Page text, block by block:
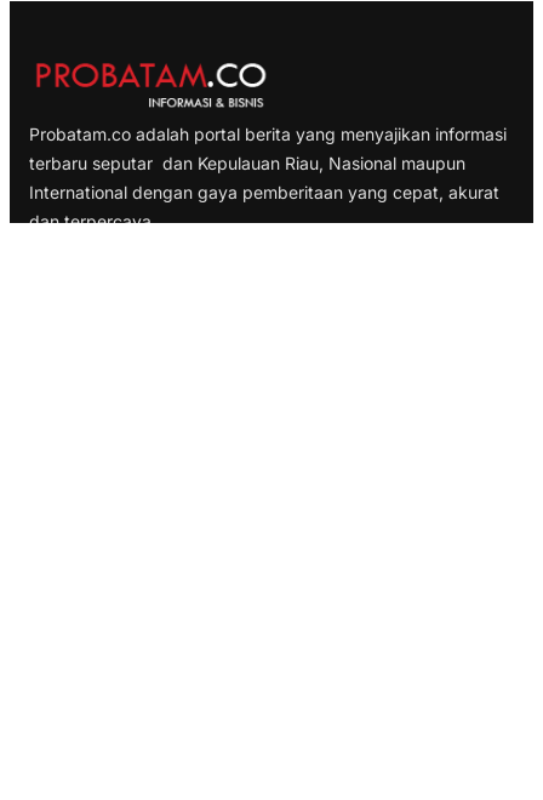
Probatam.co adalah portal berita yang menyajikan informasi
terbaru seputar dan Kepulauan Riau, Nasional maupun
International dengan gaya pemberitaan yang cepat, akurat
dan terpercaya